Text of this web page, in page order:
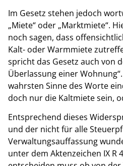
Im Gesetz stehen jedoch
„Miete“ oder „Marktmiete“.
noch sagen, dass
Kalt- oder Warmmiete
spricht das Gesetz auch von
Überlassung einer
wahrsten Sinne des Worte
doch nur die Kaltmiete sein,
Entsprechend dieses
und der nicht für alle
Verwaltungsauffassung
unter dem Aktenzeichen IX R